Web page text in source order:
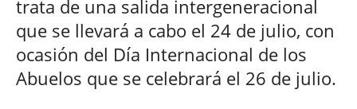
trata de una salida intergeneracional
que se llevará a cabo el 24 de julio, con
ocasión del Día Internacional de los
Abuelos que se celebrará el 26 de julio.